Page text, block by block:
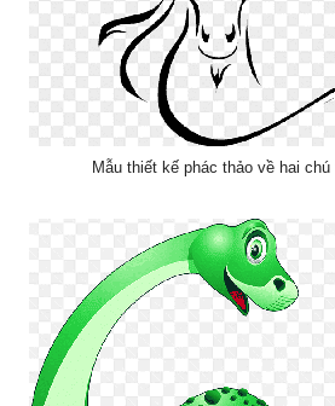
Mẫu thiết kế phác thảo về hai